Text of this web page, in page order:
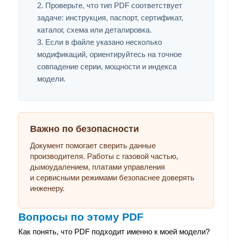
Проверьте, что тип PDF соответствует
задаче: инструкция, паспорт, сертификат,
каталог, схема или деталировка.
Если в файле указано несколько
модификаций, ориентируйтесь на точное
совпадение серии, мощности и индекса
модели.
Важно по безопасности
Документ помогает сверить данные
производителя. Работы с газовой частью,
дымоудалением, платами управления
и сервисными режимами безопаснее доверять
инженеру.
Вопросы по этому PDF
Как понять, что PDF подходит именно к моей модели?